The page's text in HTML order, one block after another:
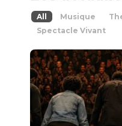
All Musique
Spectacle Vivant